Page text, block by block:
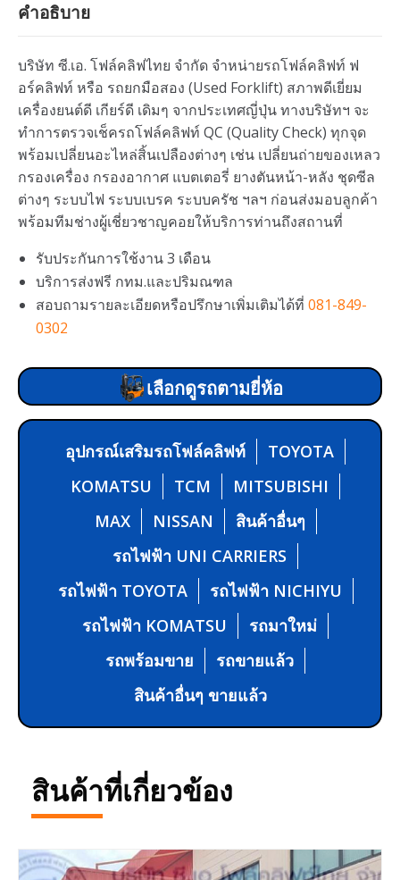
คำอธิบาย
บริษัท ซี.เอ. โฟล์คลิฟไทย จำกัด จำหน่ายรถโฟล์คลิฟท์ ฟ
อร์คลิฟท์ หรือ รถยกมือสอง (Used Forklift) สภาพดีเยี่ยม
เครื่องยนต์ดี เกียร์ดี เดิมๆ จากประเทศญี่ปุ่น ทางบริษัทฯ จะ
ทำการตรวจเช็ครถโฟล์คลิฟท์ QC (Quality Check) ทุกจุด
พร้อมเปลี่ยนอะไหล่สิ้นเปลืองต่างๆ เช่น เปลี่ยนถ่ายของเหลว
กรองเครื่อง กรองอากาศ แบตเตอรี่ ยางตันหน้า-หลัง ชุดซีล
ต่างๆ ระบบไฟ ระบบเบรค ระบบครัช ฯลฯ ก่อนส่งมอบลูกค้า
พร้อมทีมช่างผู้เชี่ยวชาญคอยให้บริการท่านถึงสถานที่
รับประกันการใช้งาน 3 เดือน
บริการส่งฟรี กทม.และปริมณฑล
สอบถามรายละเอียดหรือปรึกษาเพิ่มเติมได้ที่ 081-849-
0302
เลือกดูรถตามยี่ห้อ
อุปกรณ์เสริมรถโฟล์คลิฟท์
TOYOTA
KOMATSU
TCM
MITSUBISHI
MAX
NISSAN
สินค้าอื่นๆ
รถไฟฟ้า UNI CARRIERS
รถไฟฟ้า TOYOTA
รถไฟฟ้า NICHIYU
รถไฟฟ้า KOMATSU
รถมาใหม่
รถพร้อมขาย
รถขายแล้ว
สินค้าอื่นๆ ขายแล้ว
สินค้าที่เกี่ยวข้อง